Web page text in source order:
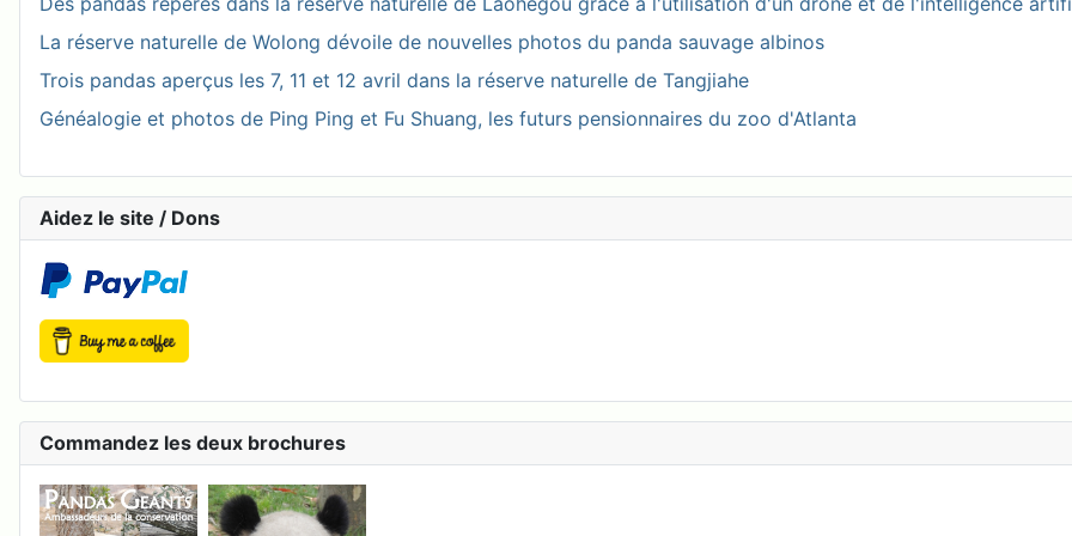
La réserve naturelle de Wolong dévoile de nouvelles photos du panda sauvage albinos
Trois pandas aperçus les 7, 11 et 12 avril dans la réserve naturelle de Tangjiahe
Généalogie et photos de Ping Ping et Fu Shuang, les futurs pensionnaires du zoo d'Atlanta
Aidez le site / Dons
Commandez les deux brochures